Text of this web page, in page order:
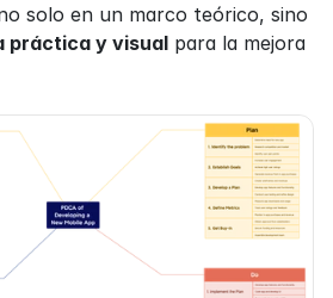
solo en un marco teórico, sino
práctica y visual para la mejora